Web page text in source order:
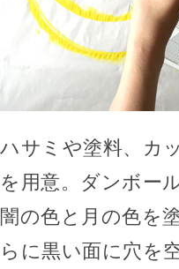
ハサミや塗料、カ
を用意。ダンボー
闇の色と月の色を
らに黒い面に穴を